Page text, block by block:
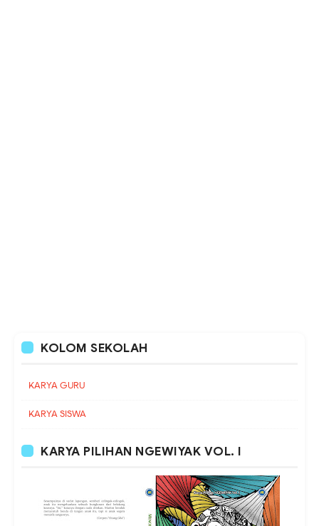
KOLOM SEKOLAH
KARYA GURU
KARYA SISWA
KARYA PILIHAN NGEWIYAK VOL. I